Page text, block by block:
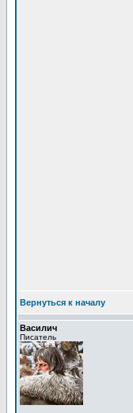
Вернуться к началу
Василич
Писатель